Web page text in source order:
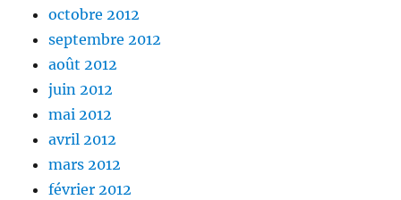
octobre 2012
septembre 2012
août 2012
juin 2012
mai 2012
avril 2012
mars 2012
février 2012